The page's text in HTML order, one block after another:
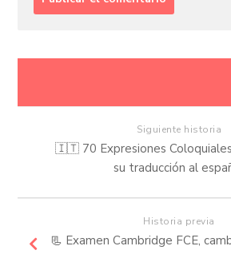
Siguiente historia
🇮🇹 70 Expresiones
su traducción al
Historia previa
📃 Examen Cambridge FCE,